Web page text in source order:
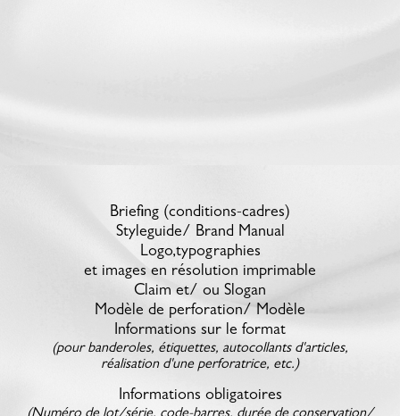
Briefing (conditions-cadres)
Styleguide/ Brand Manual
Logo,typographies
et images en résolution imprimable
Claim et/ ou Slogan
Modèle de perforation/ Modèle
Informations sur le format
(pour banderoles, étiquettes, autocollants d'articles,
réalisation d'une perforatrice, etc.)
Informations obligatoires